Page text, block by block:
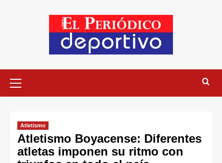
Atletismo
Atletismo Boyacense: Diferentes
atletas imponen su ritmo con